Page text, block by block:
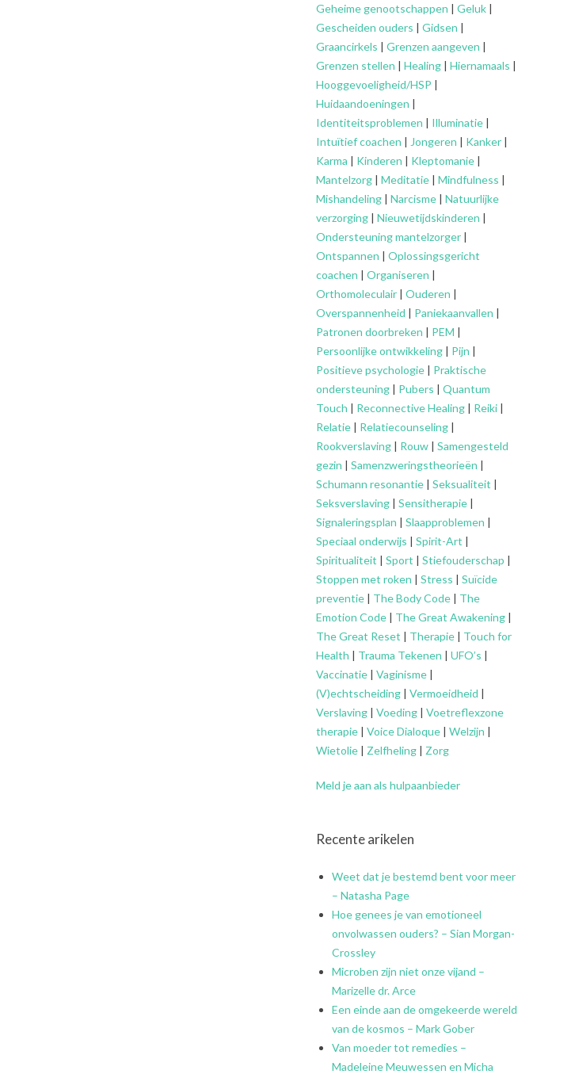
Geheime genootschappen | Geluk |
Gescheiden ouders | Gidsen |
Graancirkels | Grenzen aangeven |
Grenzen stellen | Healing | Hiernamaals |
Hooggevoeligheid/HSP |
Huidaandoeningen |
Identiteitsproblemen | Illuminatie |
Intuïtief coachen | Jongeren | Kanker |
Karma | Kinderen | Kleptomanie |
Mantelzorg | Meditatie | Mindfulness |
Mishandeling | Narcisme | Natuurlijke
verzorging | Nieuwetijdskinderen |
Ondersteuningmantelzorger |
Ontspannen | Oplossingsgericht
coachen | Organiseren |
Orthomoleculair | Ouderen |
Overspannenheid | Paniekaanvallen |
Patronen doorbreken | PEM |
Persoonlijke ontwikkeling | Pijn |
Positieve psychologie | Praktische
ondersteuning | Pubers | Quantum
Touch | Reconnective Healing | Reiki |
Relatie | Relatiecounseling |
Rookverslaving | Rouw | Samengesteld
gezin | Samenzweringstheorieën |
Schumann resonantie | Seksualiteit |
Seksverslaving | Sensitherapie |
Signaleringsplan | Slaapproblemen |
Speciaal onderwijs | Spirit-Art |
Spiritualiteit | Sport | Stiefouderschap |
Stoppen met roken | Stress | Suïcide
preventie | The Body Code | The
Emotion Code | The Great Awakening |
The Great Reset | Therapie | Touch for
Health | Trauma Tekenen | UFO’s |
Vaccinatie | Vaginisme |
(V)echtscheiding | Vermoeidheid |
Verslaving | Voeding | Voetreflexzone
therapie | Voice Dialoque | Welzijn |
Wietolie | Zelfheling | Zorg
Meld je aan als hulpaanbieder
Recente arikelen
Weet dat je bestemd bent voor meer
– Natasha Page
Hoe genees je van emotioneel
onvolwassen ouders? – Sian Morgan-
Crossley
Microben zijn niet onze vijand –
Marizelle dr. Arce
Een einde aan de omgekeerde wereld
van de kosmos – Mark Gober
Van moeder tot remedies –
Madeleine Meuwessen en Micha